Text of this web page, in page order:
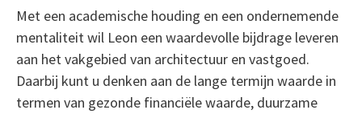
Met een academische houding en een ondernemende
mentaliteit wil Leon een waardevolle bijdrage leveren
aan het vakgebied van architectuur en vastgoed.
Daarbij kunt u denken aan de lange termijn waarde in
termen van gezonde financiële waarde, duurzame